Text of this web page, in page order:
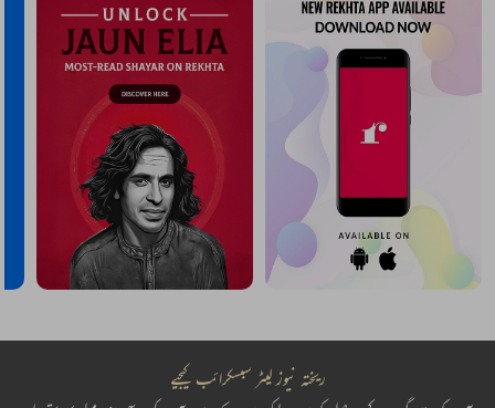
ریختہ نیوز لیٹر سبسکرائب کیجیے